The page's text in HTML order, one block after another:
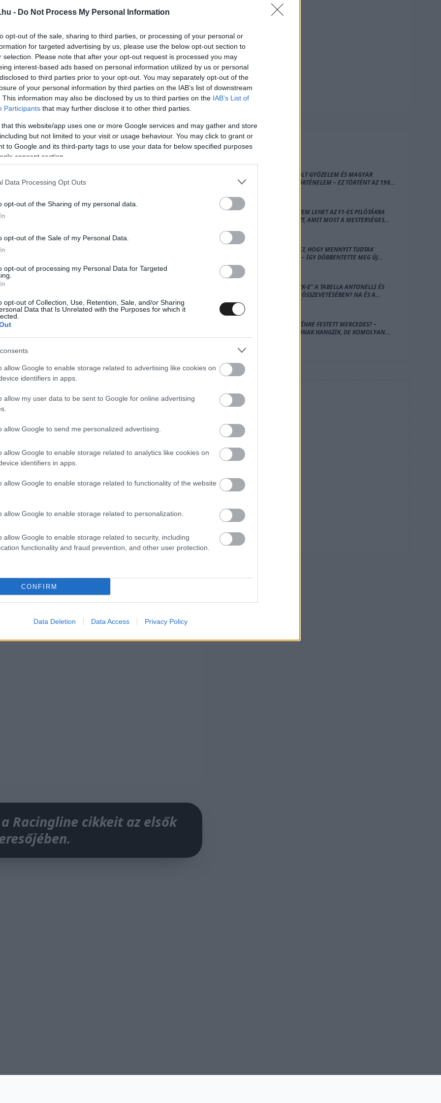
- Do Not Process My Personal Information
opt-out of the sale, sharing to third parties, or processing of your personal or
for targeted advertising by us, please use the below opt-out section to
selection. Please note that after your opt-out request is processed you may
interest-based ads based on personal information utilized by us or personal
to third parties prior to your opt-out. You may separately opt-out of the
of your personal information by third parties on the IAB’s list of downstream
This information may also be disclosed by us to third parties on the IAB’s List of
Participants that may further disclose it to other third parties.
that this website/app uses one or more Google services and may gather and store
but not limited to your visit or usage behaviour. You may click to grant or
to Google and its third-party tags to use your data for below specified purposes
consent section.
Data Processing Opt Outs
opt-out of the Sharing of my personal data.
opt-out of the Sale of my Personal Data.
opt-out of processing my Personal Data for Targeted
opt-out of Collection, Use, Retention, Sale, and/or Sharing
Data that Is Unrelated with the Purposes for which it
allow Google to enable storage related to advertising like cookies on
identifiers in apps.
allow my user data to be sent to Google for online advertising
allow Google to send me personalized advertising.
allow Google to enable storage related to analytics like cookies on
identifiers in apps.
allow Google to enable storage related to functionality of the website
allow Google to enable storage related to personalization.
allow Google to enable storage related to security, including
functionality and fraud prevention, and other user protection.
CONFIRM
Data Deletion Data Access Privacy Policy
Red Bull Content Pool
⏱️ KB. 1 PERC OLVASÁS
után most már arról megy a szóbeszéd,
dolgozik. Ez azt is jelentené
egyből Európában folytathatnák a
mutatott be a Liberty Media, de
pedig még el sem kezdődött a szezon. A
a Kínai Nagydíj is veszélyben, amely
követően indult útjára, miután megérkeztek
kidolgozni egy „B” tervet is. Az első
tűnik fixnek. A Liberty alternatív terve
Portimaoban kezdődne április 11-én, majd
a pályák jó visszajelzéseket kaptak
a módosított versenynaptárban.
Racingline cikkeit az elsők
FRISS
BEMÁKOLT GYŐZELEM ÉS MAGYAR
SPORTTÖRTÉNELEM – EZ TÖRTÉNT AZ 1987-
MIÉRT NEM LEHET AZ F1-ES PILÓTÁKRA
BÍZNI AZT, AMIT MOST A MESTERSÉGES
„SOKKOLT, HOGY MENNYIT TUDTAK
RÓLAM” – ÍGY DÖBBENTETTE MEG ÚJ
„HAZUDIK-E” A TABELLA ANTONELLI ÉS
RUSSELL ÖSSZEVETÉSÉBEN? NA ÉS A
RÓZSASZÍNRE FESTETT MERCEDES? –
ABSZURDNAK HANGZIK, DE KOMOLYAN
HIRDETÉS